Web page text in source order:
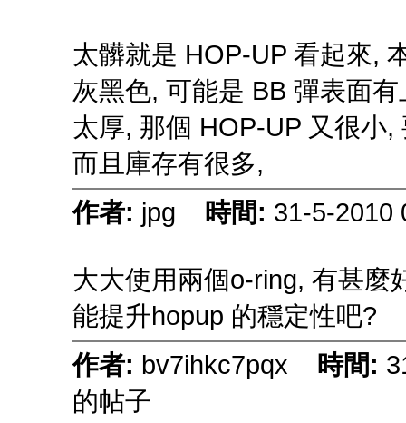
太髒就是 HOP-UP 看起來,
灰黑色, 可能是 BB 彈表面
太厚, 那個 HOP-UP 又很小
而且庫存有很多,
作者: jpg 時間: 31-5-2010
大大使用兩個o-ring, 有甚麼
能提升hopup 的穩定性吧?
作者: bv7ihkc7pqx 時間:
的帖子